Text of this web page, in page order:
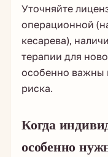
Уточняйте
операционной
кесарева),
терапии для
особенно важны
риска.
Когда
особенно